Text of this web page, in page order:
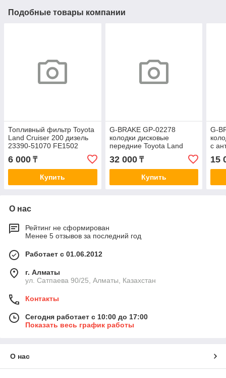
Подобные товары компании
Топливный фильтр Toyota
Land Cruiser 200 дизель
23390-51070 FE1502
6 000 ₸
Купить
G-BRAKE GP-02278
колодки дисковые
передние Toyota Land
Cruiser 4.7 V8/4.5D V8 08>
D2278
32 000₸
Купить
G-
с
V8/
15
О нас
Рейтинг не сформирован
Менее 5 отзывов за последний год
Работает с 01.06.2012
г. Алматы
ул. Сатпаева 90/25, Алматы, Казахстан
Контакты
Сегодня работает с 10:00 до 17:00
Показать весь график работы
О нас